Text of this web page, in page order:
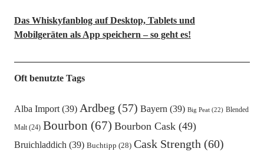
Das Whiskyfanblog auf Desktop, Tablets und
Mobilgeräten als App speichern – so geht es!
Oft benutzte Tags
Alba Import(39) Ardbeg (57) Bayern(39) Big Peat(22) Blended
Malt(24) Bourbon (67) Bourbon Cask(49)
Bruichladdich(39) Buchtipp (28) Cask Strength (60)